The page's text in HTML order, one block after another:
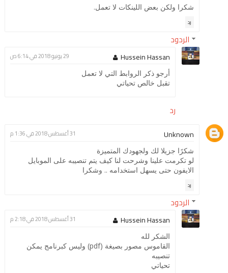
شكرا ولكن بعض اللينكات لا تعمل.
رد
الردود
Hussein Hassan 29 يونيو 2018 في 6:14 ص
أرجو ذكر الروابط التي لا تعمل
تقبل خالص تحياتي
رد
Unknown 31 أغسطس 2018 في 1:36 م
شكرًا جزيلا لك ولجهودك المتميزة
لو تكرمت علينا وشرحت لنا كيف يتم تنصيبه على الموبايل
الايفون حتى يسهل استخدامه .. وشكرا
رد
الردود
Hussein Hassan 31 أغسطس 2018 في 2:18 م
الشكر لله
القاموس مصور بصيغة (pdf) وليس كبرنامج يمكن
تنصيبه
تحياتي